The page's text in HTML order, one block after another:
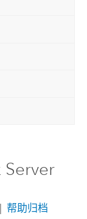
| 帮助归档